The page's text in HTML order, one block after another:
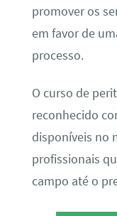
promover os
em favor de
processo.
O curso de
reconhecido
disponíveis no
profissionais
campo até o